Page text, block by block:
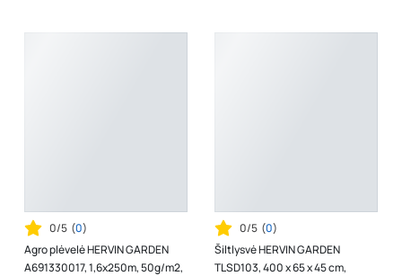
0/5 (0)
Agro plėvelė HERVIN GARDEN
A691330017, 1,6x250m, 50g/m2,
0/5 (0)
Šiltlysvė HERVIN GARDEN
TLSD103, 400 x 65 x 45 cm,